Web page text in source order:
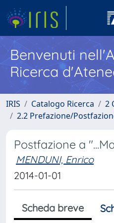
Benvenuti
Ricerca
IRIS Catalogo Ricerca
2
2.2 Prefazione/
Postfazione a
MENDUNI, Enrico
2014-01-01
Scheda breve